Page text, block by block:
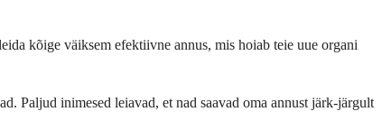
kõige väiksem efektiivne annus, mis hoiab teie uue organi
Paljud inimesed leiavad, et nad saavad oma annust järk-järgult